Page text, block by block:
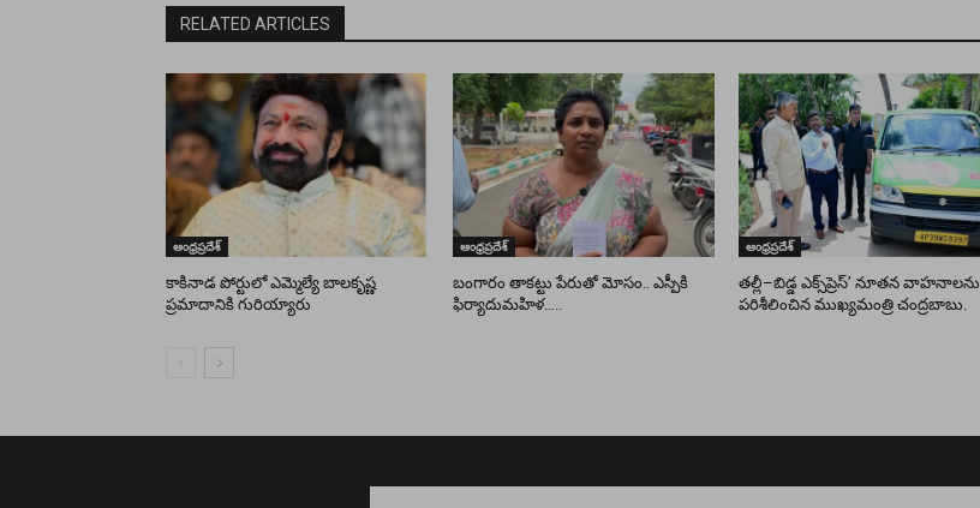
RELATED ARTICLES
ఆంధ్రప్రదేశ్
కాకినాడ పోర్టులో ఎమ్మెల్యే బాలకృష్ణ
ప్రమాదానికి గురియ్యారు
ఆంధ్రప్రదేశ్
బంగారం తాకట్టు పేరుతో మోసం.. ఎస్పీకి
ఫిర్యాదుమహిళ…..
ఆంధ్రప్రదేశ్
తల్లీ–బిడ్డ ఎక్స్‌ప్రెస్’ నూతన వాహనాలను
పరిశీలించిన ముఖ్యమంత్రి చంద్రబాబు.